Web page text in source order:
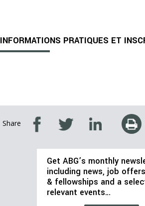
INFORMATIONS PRATIQUES ET
Share
Get ABG’s monthly
including news, job
& fellowships and a
relevant events…